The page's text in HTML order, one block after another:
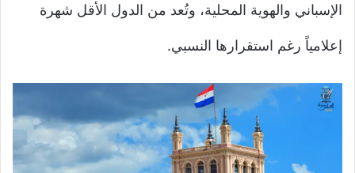
الإسباني والهوية المحلية، وتُعد من الدول الأقل شهرة
إعلامياً رغم استقرارها النسبي.